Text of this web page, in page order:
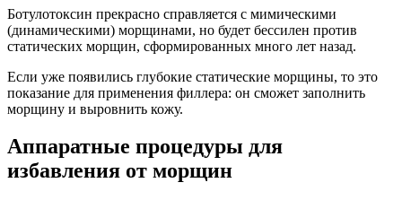
Ботулотоксин прекрасно справляется с мимическими
(динамическими) морщинами, но будет бессилен против
статических морщин, сформированных много лет назад.
Если уже появились глубокие статические морщины, то это
показание для применения филлера: он сможет заполнить
морщину и выровнить кожу.
Аппаратные процедуры для
избавления от морщин